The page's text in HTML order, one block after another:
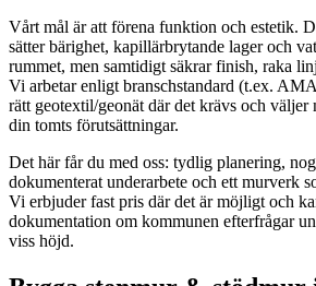
Vårt mål är att förena funktion och estetik.
sätter bärighet, kapillärbrytande lager och
rummet, men samtidigt säkrar finish, raka
Vi arbetar enligt branschstandard (t.ex.
rätt geotextil/geonät där det krävs och väljer
din tomts förutsättningar.
Det här får du med oss: tydlig planering,
dokumenterat underarbete och ett murverk
Vi erbjuder fast pris där det är möjligt och
dokumentation om kommunen efterfrågar
viss höjd.